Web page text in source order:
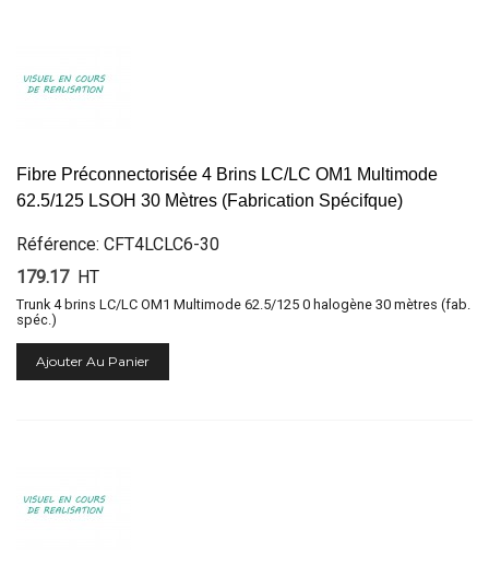
Fibre Préconnectorisée 4 Brins LC/LC OM1 Multimode
62.5/125 LSOH 30 Mètres (Fabrication Spécifque)
Référence: CFT4LCLC6-30
179.17 HT
Trunk 4 brins LC/LC OM1 Multimode 62.5/125 0 halogène 30 mètres (fab.
spéc.)
Ajouter Au Panier